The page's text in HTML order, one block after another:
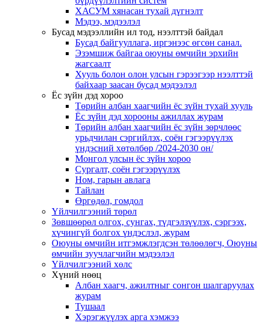
ХАСУМ хянасан тухай дүгнэлт
Мэдээ, мэдээлэл
Бусад мэдээллийн ил тод, нээлттэй байдал
Бусад байгууллага, иргэнээс өгсөн санал.
Эзэмшиж байгаа оюуны өмчийн эрхийн
жагсаалт
Хууль болон олон улсын гэрээгээр нээлттэй
байхаар заасан бусад мэдээлэл
Ёс зүйн дэд хороо
Төрийн албан хаагчийн ёс зүйн тухай хууль
Ёс зүйн дэд хорооны ажиллах журам
Төрийн албан хаагчийн ёс зүйн зөрчлөөс
урьдчилан сэргийлэх, соён гэгээрүүлэх
үндэсний хөтөлбөр /2024-2030 он/
Монгол улсын ёс зүйн хороо
Cургалт, cоён гэгээрүүлэх
Ном, гарын авлага
Тайлан
Өргөдөл, гомдол
Үйлчилгээний төрөл
Зөвшөөрөл олгох, сунгах, түдгэлзүүлэх, сэргээх,
хүчингүй болгох үндэслэл, журам
Оюуны өмчийн итгэмжлэгдсэн төлөөлөгч, Оюуны
өмчийн зуучлагчийн мэдээлэл
Үйлчилгээний хөлс
Хүний нөөц
Албан хаагч, ажилтныг сонгон шалгаруулах
журам
Тушаал
Хэрэгжүүлэх арга хэмжээ